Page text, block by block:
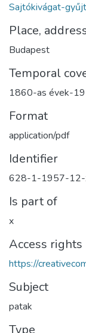
Sajtókivágat-
Place,
Budapest
Temporal
1860-as évek-
Format
application/pdf
Identifier
628-1-1957-
Is part of
x
Access rights
https://
Subject
patak
Type